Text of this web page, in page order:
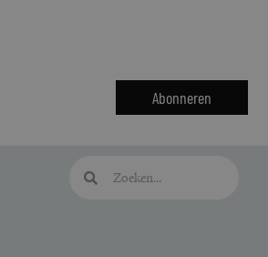
Abonneren
Zoeken